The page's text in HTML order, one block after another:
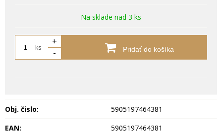
Na sklade nad 3 ks
ks
+
-
Pridať do košíka
Obj. čislo:
5905197464381
EAN:
5905197464381